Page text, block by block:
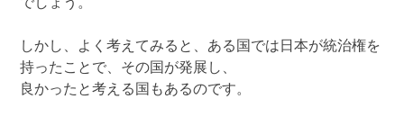
でしょう。
しかし、よく考えてみると、ある国では日本が統治権を
持ったことで、その国が発展し、
良かったと考える国もあるのです。